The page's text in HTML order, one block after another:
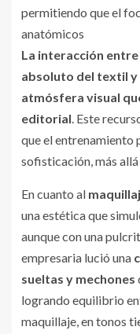
permitiendo que el
anatómicos
La interacción
absoluto del textil y
atmósfera visual
editorial. Este
que el entrenamiento
sofisticación, más
En cuanto al
una estética que
aunque con una
empresaria lució una
sueltas y mechones
logrando equilibrio
maquillaje, en tonos